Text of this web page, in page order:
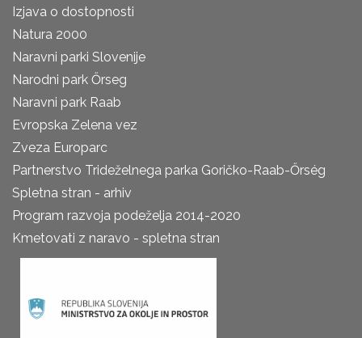
Izjava o dostopnosti
Natura 2000
Naravni parki Slovenije
Narodni park Őrseg
Naravni park Raab
Evropska Zelena vez
Zveza Europarc
Partnerstvo Trideželnega parka Goričko-Raab-Őrség
Spletna stran - arhiv
Program razvoja podeželja 2014-2020
Kmetovati z naravo - spletna stran